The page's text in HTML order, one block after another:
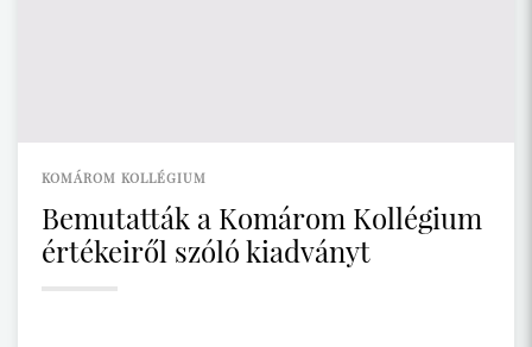
KOMÁROM KOLLÉGIUM
Bemutatták a Komárom Kollégium
értékeiről szóló kiadványt